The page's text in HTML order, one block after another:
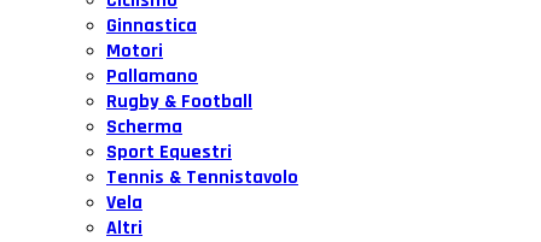
Ginnastica
Motori
Pallamano
Rugby & Football
Scherma
Sport Equestri
Tennis & Tennistavolo
Vela
Altri